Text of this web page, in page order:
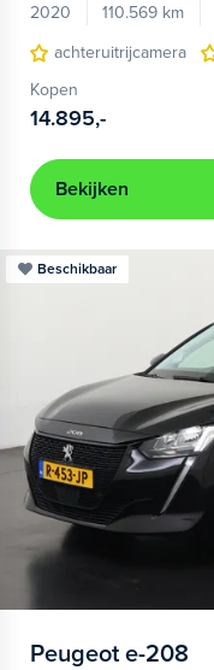
2020
110.569 km
achteruitrijcamera
Kopen
14.895,-
Bekijken
Beschikbaar
Peugeot e-208